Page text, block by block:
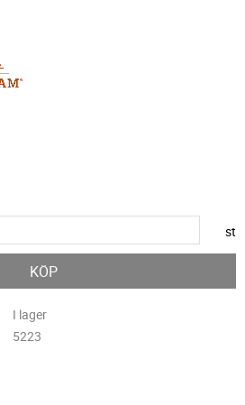
st
KÖP
I lager
5223